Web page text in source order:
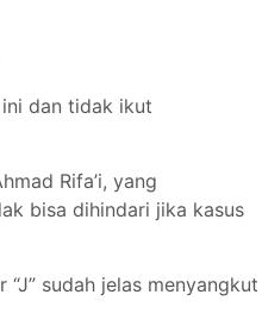
dan tidak ikut
Rifa’i, yang
bisa dihindari jika kasus
sudah jelas menyangkut